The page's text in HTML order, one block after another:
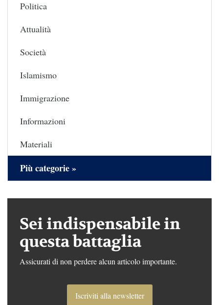
Politica
Attualità
Società
Islamismo
Immigrazione
Informazioni
Materiali
Più categorie »
Sei indispensabile in
questa battaglia
Assicurati di non perdere alcun articolo importante.
Iscriviti alla newsletter